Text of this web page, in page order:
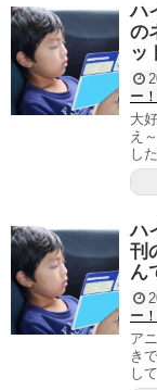
ハ
の
ッ
ー
大
え
し
ハ
刊
ん
ー
ア
き
し